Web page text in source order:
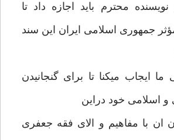
محترم باید اجازه داد تا
جمهوری اسلامی ایران این سند
ایجاب میکنا تا برای گنجانیدن
و اسلامی خود دراین
ان با مفاهیم و الای فقه جعفری